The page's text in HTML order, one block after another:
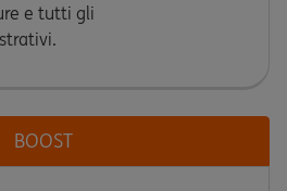
e tutti gli
BOOST